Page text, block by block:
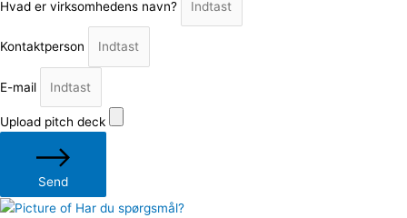
Hvad er virksomhedens navn?
Kontaktperson
E-mail
Upload pitch deck
Send